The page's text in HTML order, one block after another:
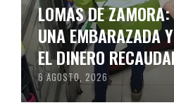
LOMAS DE
UNA EMBARAZADA
EL DINERO
6 AGOSTO, 2026